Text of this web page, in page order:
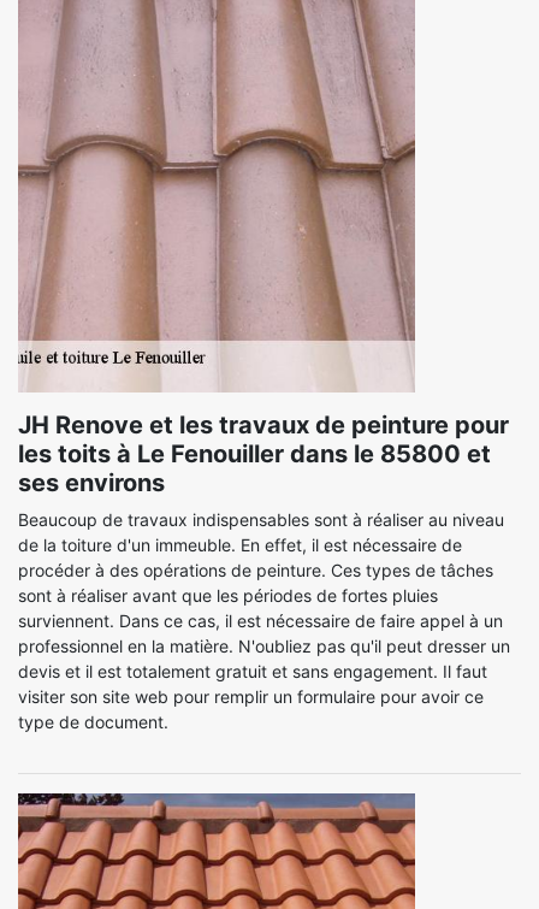
JH Renove et les travaux de peinture pour
les toits à Le Fenouiller dans le 85800 et
ses environs
Beaucoup de travaux indispensables sont à réaliser au niveau
de la toiture d'un immeuble. En effet, il est nécessaire de
procéder à des opérations de peinture. Ces types de tâches
sont à réaliser avant que les périodes de fortes pluies
surviennent. Dans ce cas, il est nécessaire de faire appel à un
professionnel en la matière. N'oubliez pas qu'il peut dresser un
devis et il est totalement gratuit et sans engagement. Il faut
visiter son site web pour remplir un formulaire pour avoir ce
type de document.